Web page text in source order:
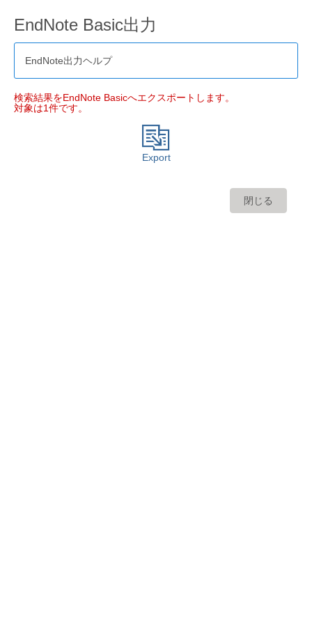
EndNote Basic出力
EndNote出力ヘルプ
検索結果をEndNote Basicへエクスポートします。
対象は1件です。
Export